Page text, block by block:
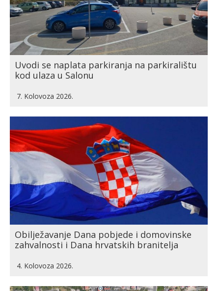
Uvodi se naplata parkiranja na parkiralištu
kod ulaza u Salonu
7. Kolovoza 2026.
Obilježavanje Dana pobjede i domovinske
zahvalnosti i Dana hrvatskih branitelja
4. Kolovoza 2026.